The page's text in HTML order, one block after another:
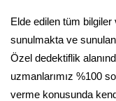
Elde edilen tüm
sunulmakta ve
Özel dedektiflik
uzmanlarımız %100
verme konusunda